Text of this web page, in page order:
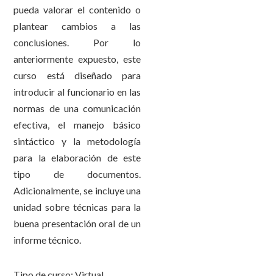
pueda valorar el contenido o
plantear cambios a las
conclusiones. Por lo
anteriormente expuesto, este
curso está diseñado para
introducir al funcionario en las
normas de una comunicación
efectiva, el manejo básico
sintáctico y la metodología
para la elaboración de este
tipo de documentos.
Adicionalmente, se incluye una
unidad sobre técnicas para la
buena presentación oral de un
informe técnico.